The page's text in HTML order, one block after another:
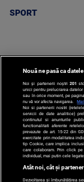
SPORT
SPORT
Nouă ne pasă ca
Noi și partenerii noștri 201
unici pentru prelucrarea
sau în orice moment, pe
nu vă vor afecta navigarea.
Noi si partenerii nostri
servicii de date analitice)
continutul si anunturile
functionalitati aferente
prevazute de art. 15-22 din
exercitate prin modalitatea
tip Cookie, care implica
care colaboram. Prin click pe
individual, mai putin cele
Atât noi, cât și
Dezvoltarea și îmbunătățirea